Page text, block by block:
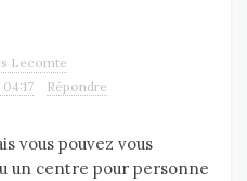
Lecomte
Répondre
vous pouvez vous
un centre pour personne